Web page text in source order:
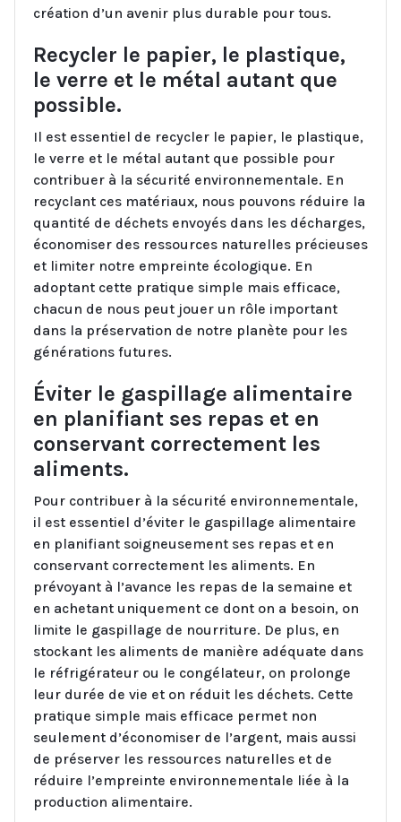
création d’un avenir plus durable pour tous.
Recycler le papier, le plastique,
le verre et le métal autant que
possible.
Il est essentiel de recycler le papier, le plastique,
le verre et le métal autant que possible pour
contribuer à la sécurité environnementale. En
recyclant ces matériaux, nous pouvons réduire la
quantité de déchets envoyés dans les décharges,
économiser des ressources naturelles précieuses
et limiter notre empreinte écologique. En
adoptant cette pratique simple mais efficace,
chacun de nous peut jouer un rôle important
dans la préservation de notre planète pour les
générations futures.
Éviter le gaspillage alimentaire
en planifiant ses repas et en
conservant correctement les
aliments.
Pour contribuer à la sécurité environnementale,
il est essentiel d’éviter le gaspillage alimentaire
en planifiant soigneusement ses repas et en
conservant correctement les aliments. En
prévoyant à l’avance les repas de la semaine et
en achetant uniquement ce dont on a besoin, on
limite le gaspillage de nourriture. De plus, en
stockant les aliments de manière adéquate dans
le réfrigérateur ou le congélateur, on prolonge
leur durée de vie et on réduit les déchets. Cette
pratique simple mais efficace permet non
seulement d’économiser de l’argent, mais aussi
de préserver les ressources naturelles et de
réduire l’empreinte environnementale liée à la
production alimentaire.